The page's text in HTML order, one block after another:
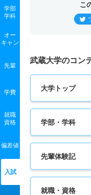
学部
学科
オー
キャン
先輩
学費
就職
資格
偏差値
入試
こ
武蔵大学のコン
大学トップ
学部・学科
先輩体験記
就職・資格